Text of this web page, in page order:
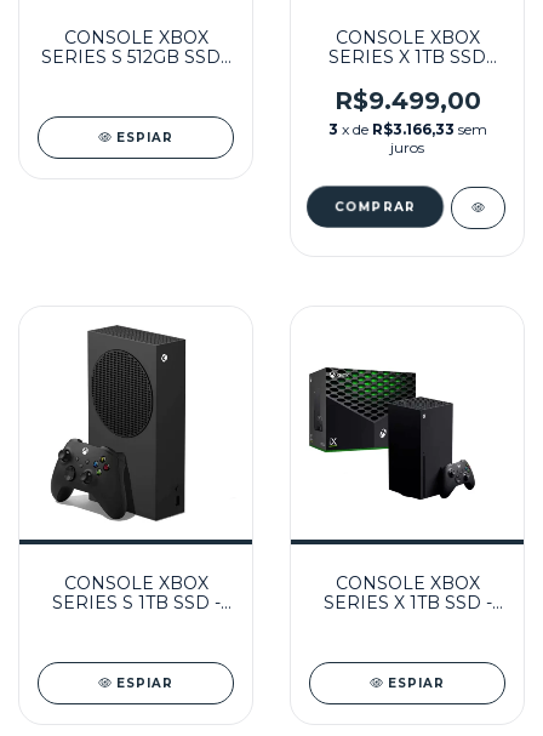
CONSOLE XBOX
SERIES S 512GB SSD -
ESPIAR
CONSOLE XBOX
SERIES X 1TB SSD
EDIÇÃO ESPECIAL
(LUVA REPRÔ)
SEMINOVO -
MICROSOFT
R$9.499,00
3 x de R$3.166,33 sem
juros
CONSOLE XBOX
SERIES S 1TB SSD -
ESPIAR
CONSOLE XBOX
SERIES X 1TB SSD -
ESPIAR